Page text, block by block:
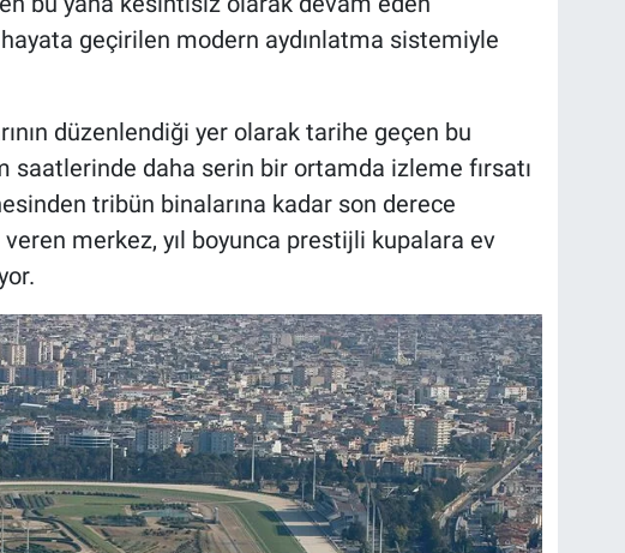
hayata geçirilen modern aydınlatma sistemiyle
düzenlendiği yer olarak tarihe geçen bu
saatlerinde daha serin bir ortamda izleme fırsatı
tribün binalarına kadar son derece
merkez, yıl boyunca prestijli kupalara ev